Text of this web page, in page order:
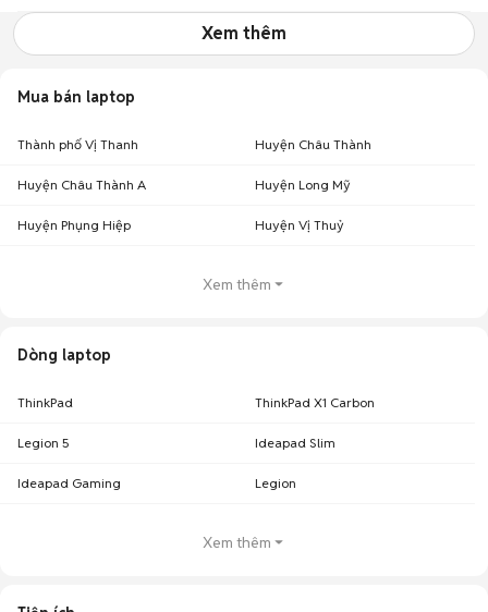
Xem thêm
Mua bán laptop
Thành phố Vị Thanh Huyện Châu Thành
Huyện Châu Thành A Huyện Long Mỹ
Huyện Phụng Hiệp Huyện Vị Thuỷ
Xem thêm
Dòng laptop
ThinkPad ThinkPad X1 Carbon
Legion 5 Ideapad Slim
Ideapad Gaming Legion
Xem thêm